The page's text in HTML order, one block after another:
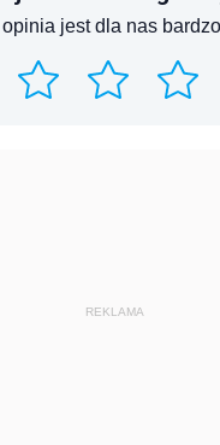
jest dla nas
REKLAMA